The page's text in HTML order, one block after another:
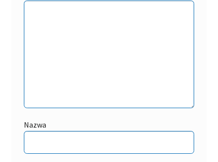
Nazwa